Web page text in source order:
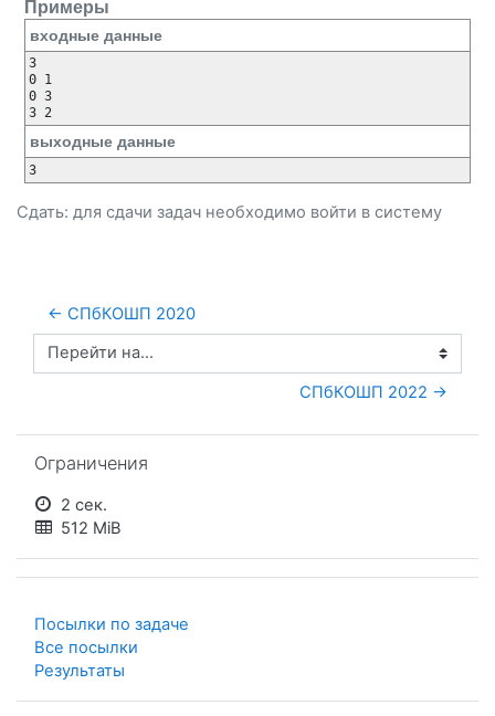
Примеры
входные данные
3
0 1
0 3
3 2
выходные данные
3
Сдать: для сдачи задач необходимо войти в систему
← СПбКОШП 2020
Перейти на...
СПбКОШП 2022 →
Ограничения
2 сек.
512 MiB
Посылки по задаче
Все посылки
Результаты